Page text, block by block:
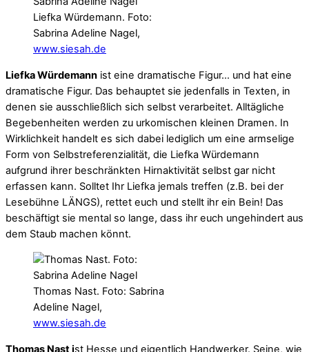
Liefka Würdemann. Foto:
Sabrina Adeline Nagel,
www.siesah.de
Liefka Würdemann ist eine dramatische Figur… und hat eine
dramatische Figur. Das behauptet sie jedenfalls in Texten, in
denen sie ausschließlich sich selbst verarbeitet. Alltägliche
Begebenheiten werden zu urkomischen kleinen Dramen. In
Wirklichkeit handelt es sich dabei lediglich um eine armselige
Form von Selbstreferenzialität, die Liefka Würdemann
aufgrund ihrer beschränkten Hirnaktivität selbst gar nicht
erfassen kann. Solltet Ihr Liefka jemals treffen (z.B. bei der
Lesebühne LÄNGS), rettet euch und stellt ihr ein Bein! Das
beschäftigt sie mental so lange, dass ihr euch ungehindert aus
dem Staub machen könnt.
Thomas Nast. Foto: Sabrina
Adeline Nagel,
www.siesah.de
Thomas Nast ist Hesse und eigentlich Handwerker. Seine, wie